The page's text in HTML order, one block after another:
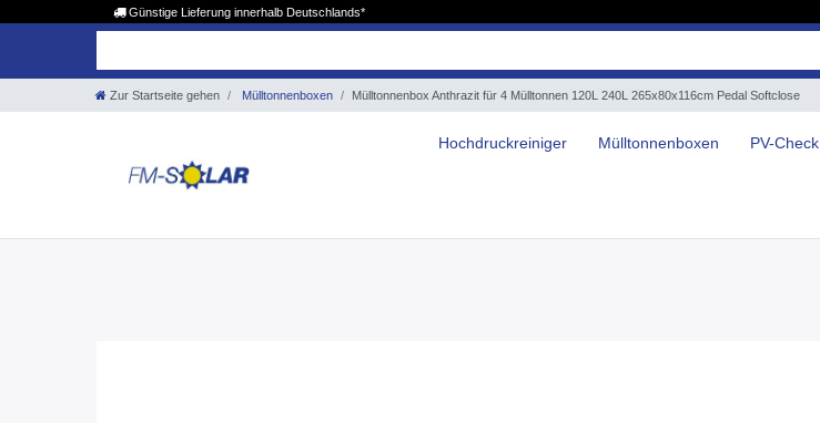
Günstige Lieferung innerhalb Deutschlands*
Zur Startseite gehen Mülltonnenboxen Mülltonnenbox Anthrazit für 4 Mülltonnen 120L 240L 265x80x116cm Pedal Softclose
Hochdruckreiniger Mülltonnenboxen PV-Check